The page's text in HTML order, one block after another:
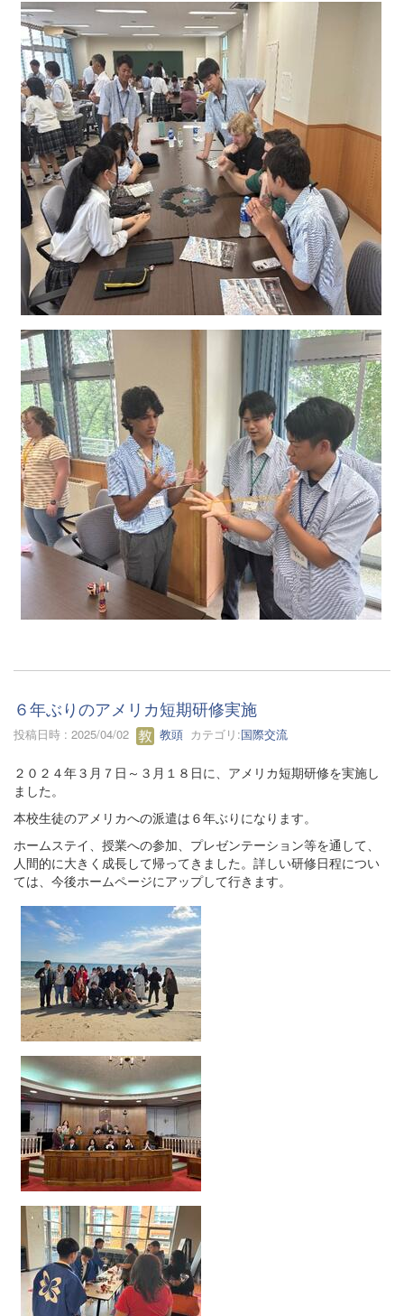
６年ぶりのアメリカ短期研修実施
投稿日時 : 2025/04/02 教頭 カテゴリ:国際交流
２０２４年３月７日～３月１８日に、アメリカ短期研修を実施し
ました。
本校生徒のアメリカへの派遣は６年ぶりになります。
ホームステイ、授業への参加、プレゼンテーション等を通して、
人間的に大きく成長して帰ってきました。詳しい研修日程につい
ては、今後ホームページにアップして行きます。